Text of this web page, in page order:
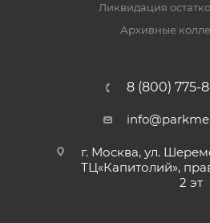
Ликвидация
Архивные
8 (800) 775-
г. Москва, ул.
ТЦ«Капитолий»,
2 эт